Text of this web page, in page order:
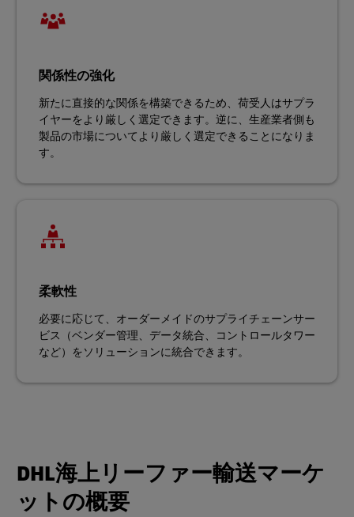
関係性の強化
新たに直接的な関係を構築できるため、荷受人はサプラ
イヤーをより厳しく選定できます。逆に、生産業者側も
製品の市場についてより厳しく選定できることになりま
す。
柔軟性
必要に応じて、オーダーメイドのサプライチェーンサー
ビス（ベンダー管理、データ統合、コントロールタワー
など）をソリューションに統合できます。
DHL海上リーファー輸送マーケ
ットの概要